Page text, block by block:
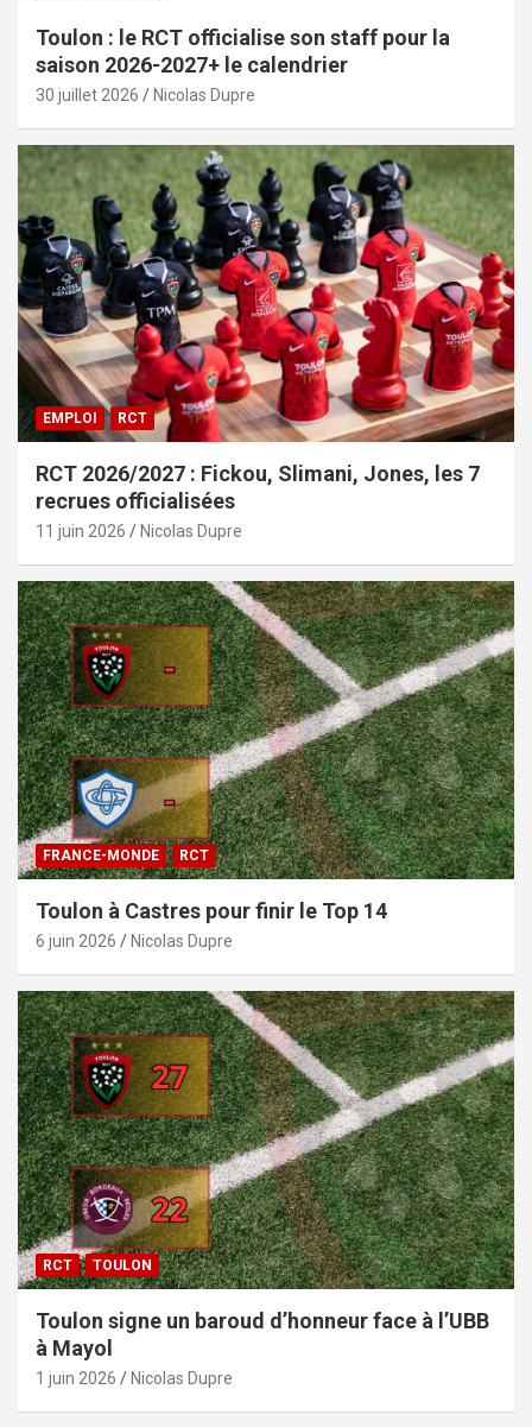
Toulon : le RCT officialise son staff pour la
saison 2026-2027+ le calendrier
30 juillet 2026 Nicolas Dupre
EMPLOI RCT
RCT 2026/2027 : Fickou, Slimani, Jones, les 7
recrues officialisées
11 juin 2026 Nicolas Dupre
FRANCE-MONDE RCT
Toulon à Castres pour finir le Top 14
6 juin 2026 Nicolas Dupre
RCT TOULON
Toulon signe un baroud d’honneur face à l’UBB
à Mayol
1 juin 2026 Nicolas Dupre